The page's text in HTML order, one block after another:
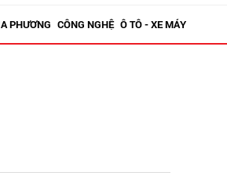
PHƯƠNG CÔNG NGHỆ Ô TÔ - XE MÁY